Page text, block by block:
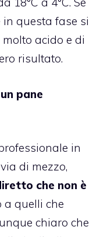
in questa fase si
acido e di
risultato.
pane
in
di mezzo,
che non è
a quelli che
chiaro che